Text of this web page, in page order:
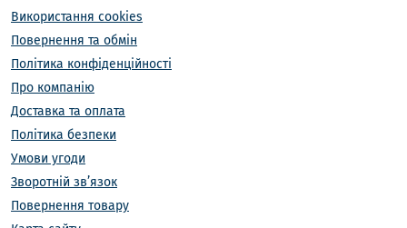
Використання cookies
Повернення та обмін
Політика конфіденційності
Про компанію
Доставка та оплата
Політика безпеки
Умови угоди
Зворотній зв’язок
Повернення товару